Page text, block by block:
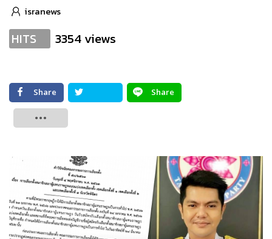
isranews
HITS 3354 views
Share
Share